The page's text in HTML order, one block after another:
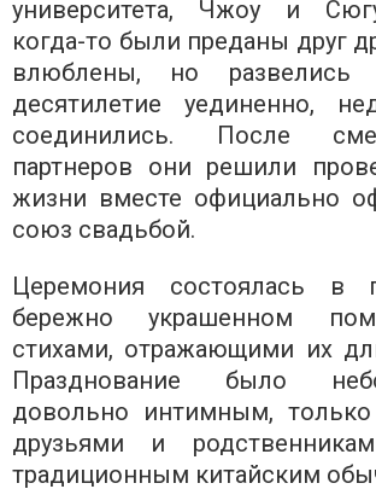
университета, Чжоу и
когда-то были преданы друг
влюблены, но
десятилетие уединенно,
соединились. После
партнеров они решили
жизни вместе официально
союз свадьбой.
Церемония состоялась в
бережно украшенном
стихами, отражающими их
Празднование было
довольно интимным,
друзьями и
традиционным китайским